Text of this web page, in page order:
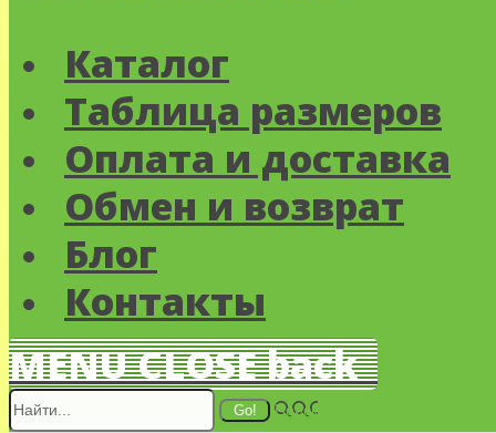
Каталог
Таблица размеров
Оплата и доставка
Обмен и возврат
Блог
Контакты
MENUCLOSEback
Поиск